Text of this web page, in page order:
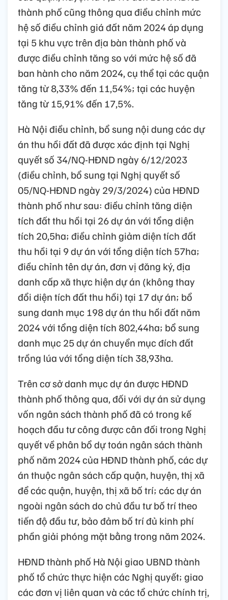
thành phố cũng thông qua điều chỉnh mức
hệ số điều chỉnh giá đất năm 2024 áp dụng
tại 5 khu vực trên địa bàn thành phố và
được điều chỉnh tăng so với mức hệ số đã
ban hành cho năm 2024, cụ thể tại các quận
tăng từ 8,33% đến 11,54%; tại các huyện
tăng từ 15,91% đến 17,5%.
Hà Nội điều chỉnh, bổ sung nội dung các dự
án thu hồi đất đã được xác định tại Nghị
quyết số 34/NQ-HĐND ngày 6/12/2023
(điều chỉnh, bổ sung tại Nghị quyết số
05/NQ-HĐND ngày 29/3/2024) của HĐND
thành phố như sau: điều chỉnh tăng diện
tích đất thu hồi tại 26 dự án với tổng diện
tích 20,5ha; điều chỉnh giảm diện tích đất
thu hồi tại 9 dự án với tổng diện tích 57ha;
điều chỉnh tên dự án, đơn vị đăng ký, địa
danh cấp xã thực hiện dự án (không thay
đổi diện tích đất thu hồi) tại 17 dự án; bổ
sung danh mục 198 dự án thu hồi đất năm
2024 với tổng diện tích 802,44ha; bổ sung
danh mục 25 dự án chuyển mục đích đất
trồng lúa với tổng diện tích 38,93ha.
Trên cơ sở danh mục dự án được HĐND
thành phố thông qua, đối với dự án sử dụng
vốn ngân sách thành phố đã có trong kế
hoạch đầu tư công được cân đối trong Nghị
quyết về phân bổ dự toán ngân sách thành
phố năm 2024 của HĐND thành phố, các dự
án thuộc ngân sách cấp quận, huyện, thị xã
để các quận, huyện, thị xã bố trí; các dự án
ngoài ngân sách do chủ đầu tư bố trí theo
tiến độ đầu tư, bảo đảm bố trí đủ kinh phí
phần giải phóng mặt bằng trong năm 2024.
HĐND thành phố Hà Nội giao UBND thành
phố tổ chức thực hiện các Nghị quyết; giao
các đơn vị liên quan và các tổ chức chính trị,